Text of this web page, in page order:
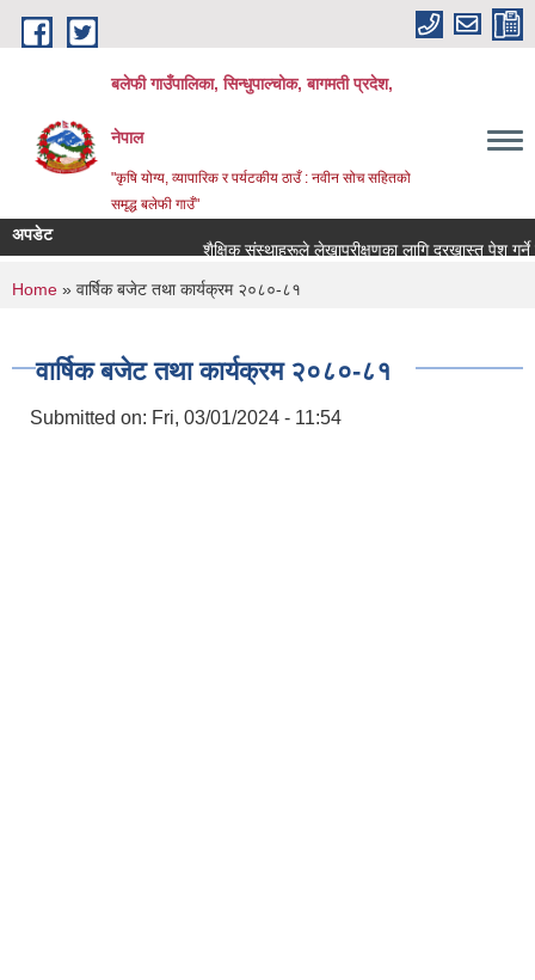
Skip to main content
बलेफी गाउँपालिका, सिन्धुपाल्चोक, बागमती प्रदेश,
नेपाल
"कृषि योग्य, व्यापारिक र पर्यटकीय ठाउँ : नवीन सोच सहितको
समृद्ध बलेफी गाउँ"
अपडेट
शैक्षिक संस्थाहरूले लेखापरीक्षणका लागि दरखास्त पेश गर्ने
You are here
Home » वार्षिक बजेट तथा कार्यक्रम २०८०-८१
वार्षिक बजेट तथा कार्यक्रम २०८०-८१
Submitted on: Fri, 03/01/2024 - 11:54